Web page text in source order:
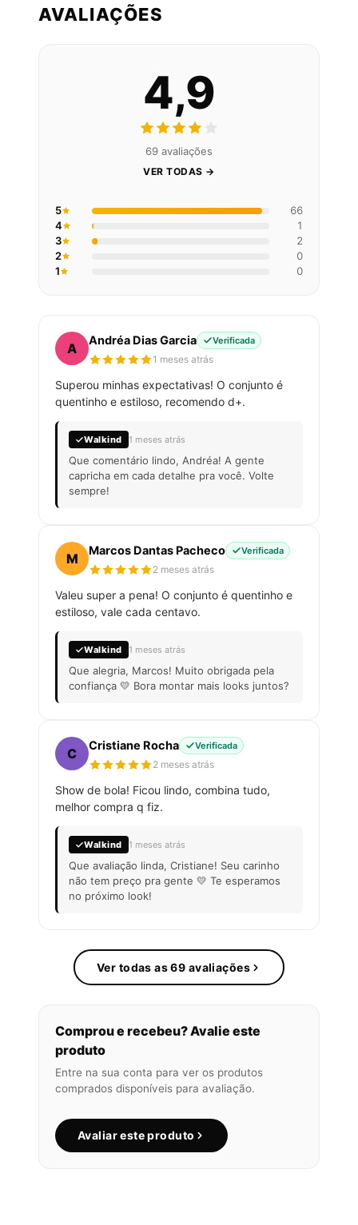
AVALIAÇÕES
4,9
69 avaliações
VER TODAS →
5
66
4
1
3
2
2
0
1
0
A
Andréa Dias Garcia Verificada
1 meses atrás
Superou minhas expectativas! O conjunto é
quentinho e estiloso, recomendo d+.
Walkind 1 meses atrás
Que comentário lindo, Andréa! A gente
capricha em cada detalhe pra você. Volte
sempre!
M
Marcos Dantas Pacheco Verificada
2 meses atrás
Valeu super a pena! O conjunto é quentinho e
estiloso, vale cada centavo.
Walkind 1 meses atrás
Que alegria, Marcos! Muito obrigada pela
confiança 💛 Bora montar mais looks juntos?
C
Cristiane Rocha Verificada
2 meses atrás
Show de bola! Ficou lindo, combina tudo,
melhor compra q fiz.
Walkind 1 meses atrás
Que avaliação linda, Cristiane! Seu carinho
não tem preço pra gente 💛 Te esperamos
no próximo look!
Ver todas as 69 avaliações
Comprou e recebeu? Avalie este
produto
Entre na sua conta para ver os produtos
comprados disponíveis para avaliação.
Avaliar este produto